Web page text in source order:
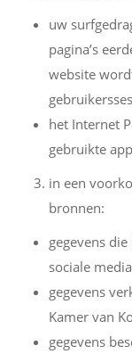
uw
pagina’s
website
het Internet
gebruikte
in een
bronnen:
gegevens
sociale
gegevens
Kamer van
gegevens